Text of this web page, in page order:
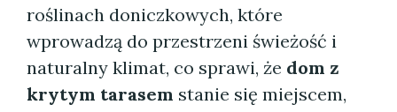
roślinach doniczkowych, które
wprowadzą do przestrzeni świeżość i
naturalny klimat, co sprawi, że dom z
krytym tarasem stanie się miejscem,